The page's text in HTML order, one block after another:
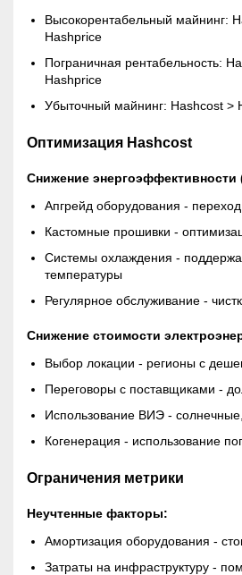
Высокорентабельный майнинг:
Hashprice
Пограничная рентабельность:
Hashprice
Убыточный майнинг: Hashcost >
Оптимизация Hashcost
Снижение энергоэффективности
Апгрейд оборудования -
Кастомные прошивки -
Системы охлаждения -
температуры
Регулярное обслуживание -
Снижение стоимости
Выбор локации - регионы с
Переговоры с поставщиками -
Использование ВИЭ -
Когенерация - использование
Ограничения метрики
Неучтенные факторы:
Амортизация оборудования -
Затраты на инфраструктуру -